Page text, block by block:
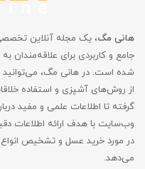
هانی مگ، یک مجله آنلاین
جامع و کاربردی برای علاقه‌مندان
شده است. در هانی مگ،
از روش‌های آشپزی و استفاده
گرفته تا اطلاعات علمی و مفید
وب‌سایت با هدف ارائه اطلاعات
در مورد خرید عسل و تشخیص انواع
می‌دهد.